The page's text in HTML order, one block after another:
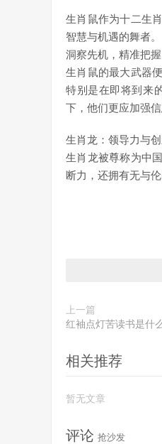
生肖鼠作为十二生
智慧与机遇的舞者。
洞察先机，精准把握
生肖鼠的最大武器
特别是在即将到来
下，他们更应加强
生肖龙：领导力与
生肖龙被尊称为中
断力，还拥有无与
上一篇
红袖点灯苦读书是什
相关推荐
暂无文章
评论 抢沙发